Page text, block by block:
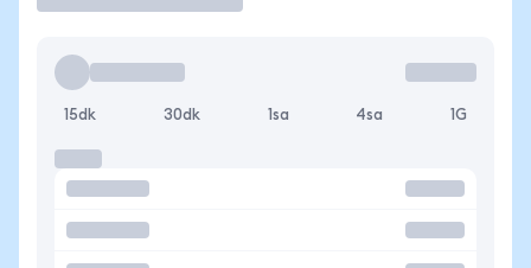
15dk 30dk 1sa 4sa 1G